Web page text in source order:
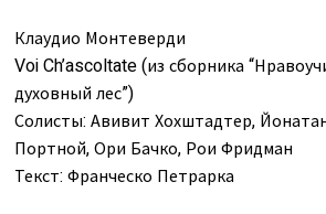
Клаудио Монтеверди
Voi Ch’ascoltate (из сборника
духовный лес”)
Солисты: Авивит Хохштадтер,
Портной, Ори Бачко, Рои Фридман
Текст: Франческо Петрарка